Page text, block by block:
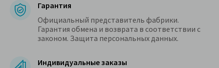
Гарантия
Официальный представитель фабрики.
Гарантия обмена и возврата в соответствии с
законом. Защита персональных данных.
Индивидуальные заказы